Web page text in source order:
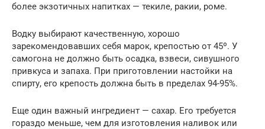
более экзотичных напитках — текиле, ракии, роме.
Водку выбирают качественную, хорошо
зарекомендовавших себя марок, крепостью от 45º. У
самогона не должно быть осадка, взвеси, сивушного
привкуса и запаха. При приготовлении настойки на
спирту, его крепость должна быть в пределах 94-95%.
Еще один важный ингредиент — сахар. Его требуется
гораздо меньше, чем для изготовления наливок или